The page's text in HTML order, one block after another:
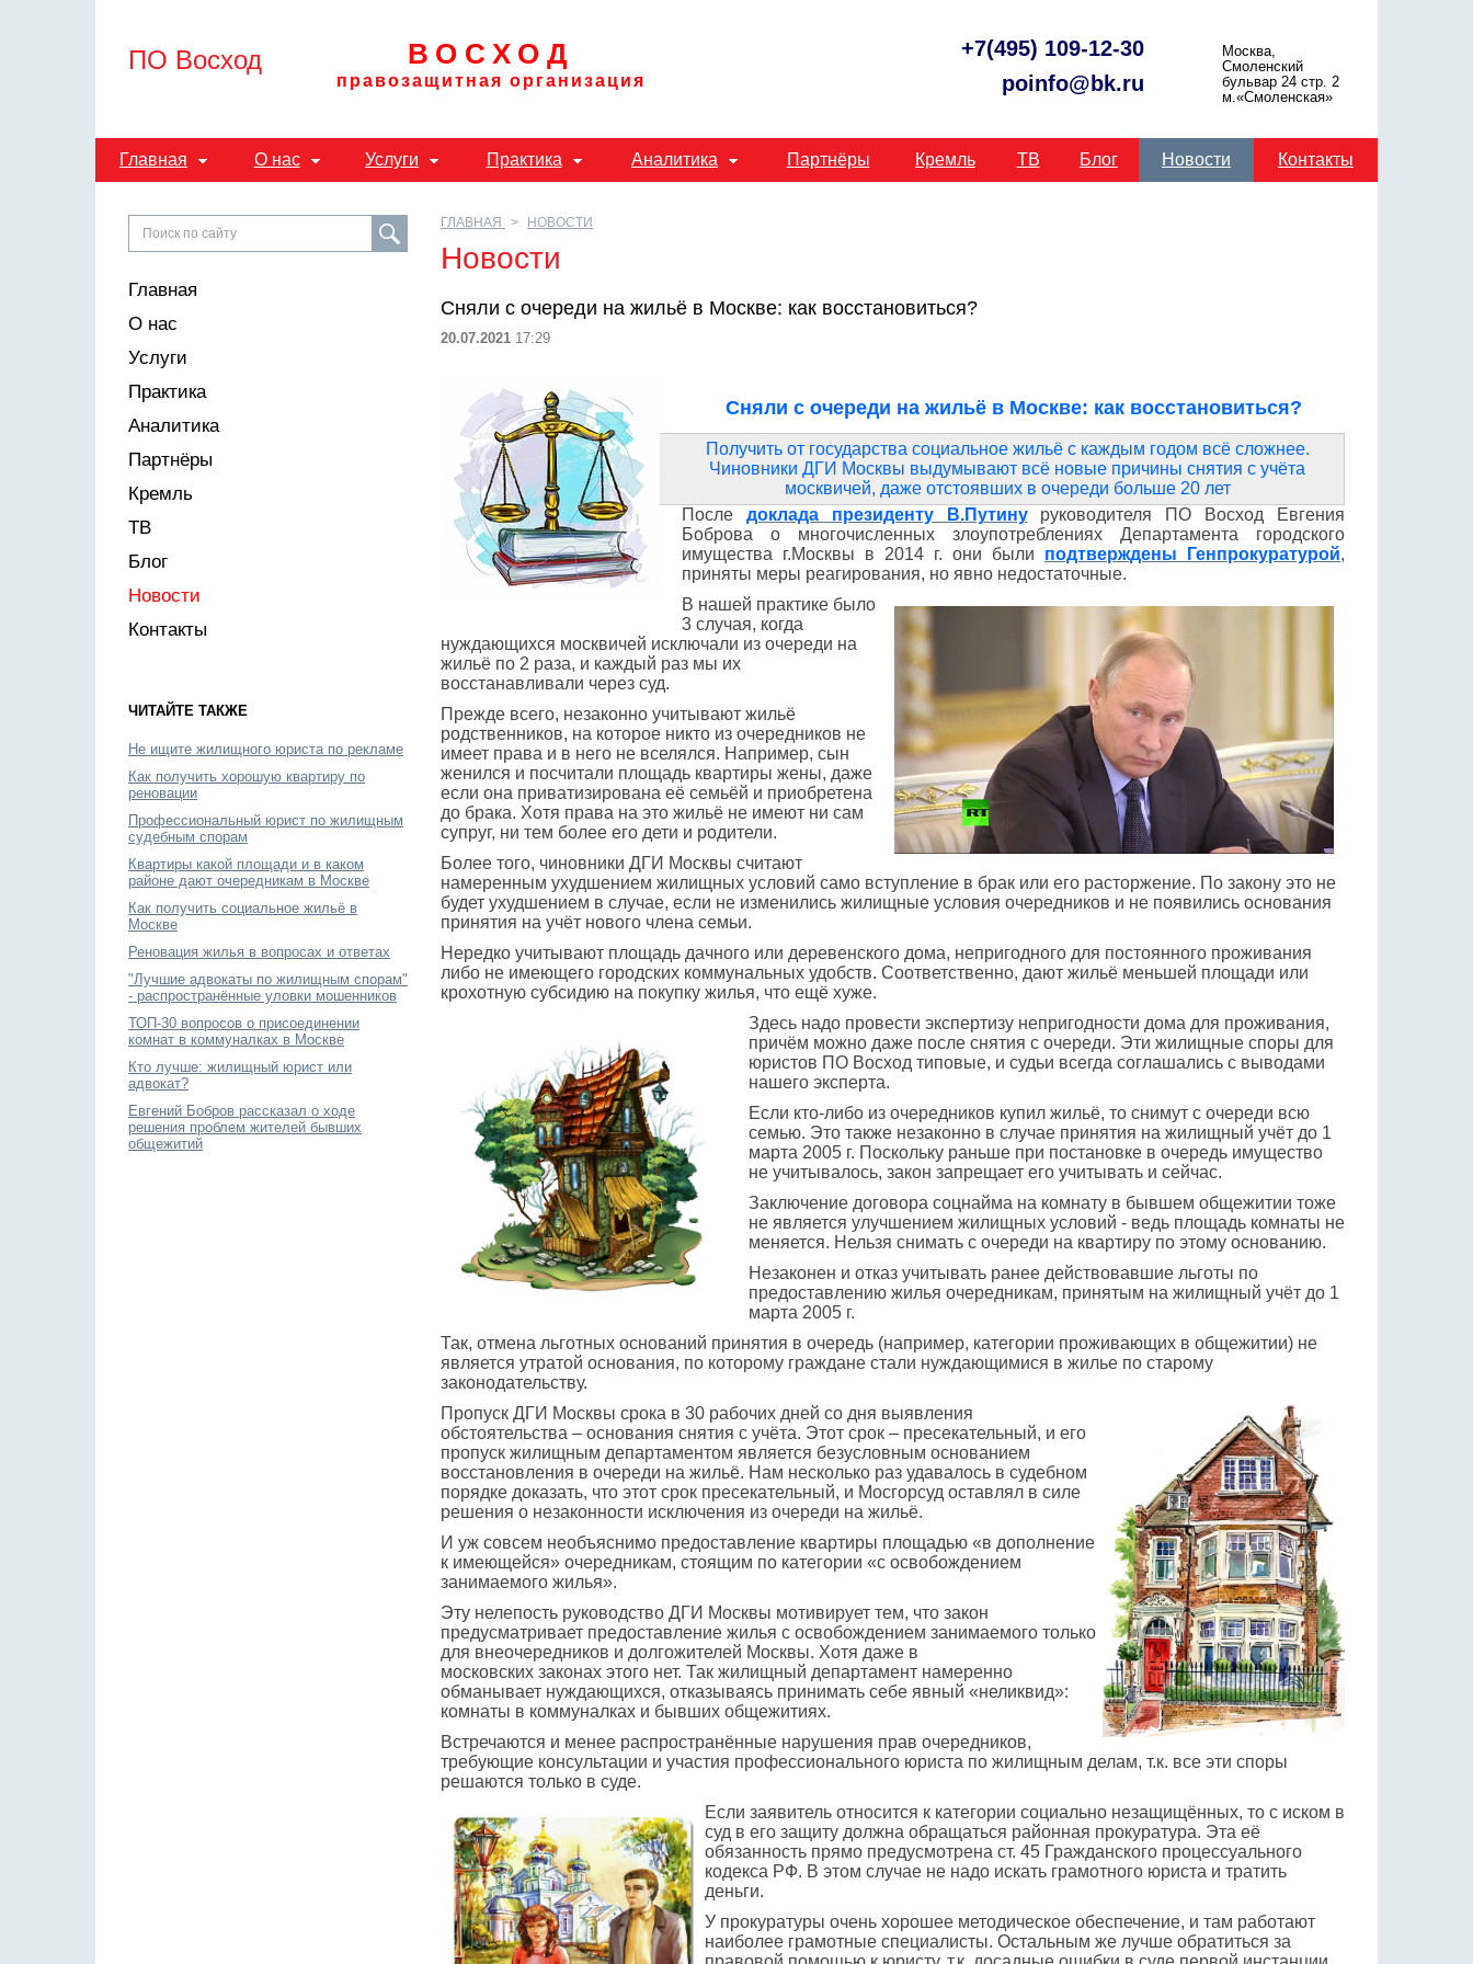
ПО Восход ВОСХОД
правозащитная организация
+7(495) 109-12-30
poinfo@bk.ru
Москва,
Смоленский
бульвар 24 стр. 2
м.«Смоленская»
Главная О нас Услуги Практика Аналитика Партнёры Кремль ТВ Блог Новости Контакты
Главная
О нас
Услуги
Практика
Аналитика
Партнёры
Кремль
ТВ
Блог
Новости
Контакты
ЧИТАЙТЕ ТАКЖЕ
Не ищите жилищного юриста по рекламе
Как получить хорошую квартиру по
реновации
Профессиональный юрист по жилищным
судебным спорам
Квартиры какой площади и в каком
районе дают очередникам в Москве
Как получить социальное жильё в
Москве
Реновация жилья в вопросах и ответах
"Лучшие адвокаты по жилищным спорам"
- распространённые уловки мошенников
ТОП-30 вопросов о присоединении
комнат в коммуналках в Москве
Кто лучше: жилищный юрист или
адвокат?
Евгений Бобров рассказал о ходе
решения проблем жителей бывших
общежитий
ГЛАВНАЯ НОВОСТИ
Новости
Сняли с очереди на жильё в Москве: как восстановиться?
20.07.2021 17:29
Сняли с очереди на жильё в Москве: как восстановиться?
Получить от государства социальное жильё с каждым годом всё сложнее.
Чиновники ДГИ Москвы выдумывают всё новые причины снятия с учёта
москвичей, даже отстоявших в очереди больше 20 лет
После доклада президенту В.Путинуруководителя ПО Восход Евгения
Боброва о многочисленных злоупотреблениях Департамента городского
имущества г.Москвы в 2014 г. они были подтверждены Генпрокуратурой,
приняты меры реагирования, но явно недостаточные.
В нашей практике было
3 случая, когда
нуждающихся москвичей исключали из очереди на
жильё по 2 раза, и каждый раз мы их
восстанавливали через суд.
Прежде всего, незаконно учитывают жильё
родственников, на которое никто из очередников не
имеет права и в него не вселялся. Например, сын
женился и посчитали площадь квартиры жены, даже
если она приватизирована её семьёй и приобретена
до брака. Хотя права на это жильё не имеют ни сам
супруг, ни тем более его дети и родители.
Более того, чиновники ДГИ Москвы считают
намеренным ухудшением жилищных условий само вступление в брак или его расторжение. По закону это не
будет ухудшением в случае, если не изменились жилищные условия очередников и не появились основания
принятия на учёт нового члена семьи.
Нередко учитывают площадь дачного или деревенского дома, непригодного для постоянного проживания
либо не имеющего городских коммунальных удобств. Соответственно, дают жильё меньшей площади или
крохотную субсидию на покупку жилья, что ещё хуже.
Здесь надо провести экспертизу непригодности дома для проживания,
причём можно даже после снятия с очереди. Эти жилищные споры для
юристов ПО Восход типовые, и судьи всегда соглашались с выводами
нашего эксперта.
Если кто-либо из очередников купил жильё, то снимут с очереди всю
семью. Это также незаконно в случае принятия на жилищный учёт до 1
марта 2005 г. Поскольку раньше при постановке в очередь имущество
не учитывалось, закон запрещает его учитывать и сейчас.
Заключение договора соцнайма на комнату в бывшем общежитии тоже
не является улучшением жилищных условий - ведь площадь комнаты не
меняется. Нельзя снимать с очереди на квартиру по этому основанию.
Незаконен и отказ учитывать ранее действовавшие льготы по
предоставлению жилья очередникам, принятым на жилищный учёт до 1
марта 2005 г.
Так, отмена льготных оснований принятия в очередь (например, категории проживающих в общежитии) не
является утратой основания, по которому граждане стали нуждающимися в жилье по старому
законодательству.
Пропуск ДГИ Москвы срока в 30 рабочих дней со дня выявления
обстоятельства – основания снятия с учёта. Этот срок – пресекательный, и его
пропуск жилищным департаментом является безусловным основанием
восстановления в очереди на жильё. Нам несколько раз удавалось в судебном
порядке доказать, что этот срок пресекательный, и Мосгорсуд оставлял в силе
решения о незаконности исключения из очереди на жильё.
И уж совсем необъяснимо предоставление квартиры площадью «в дополнение
к имеющейся» очередникам, стоящим по категории «с освобождением
занимаемого жилья».
Эту нелепость руководство ДГИ Москвы мотивирует тем, что закон
предусматривает предоставление жилья с освобождением занимаемого только
для внеочередников и долгожителей Москвы. Хотя даже в
московских законах этого нет. Так жилищный департамент намеренно
обманывает нуждающихся, отказываясь принимать себе явный «неликвид»:
комнаты в коммуналках и бывших общежитиях.
Встречаются и менее распространённые нарушения прав очередников,
требующие консультации и участия профессионального юриста по жилищным делам, т.к. все эти споры
решаются только в суде.
Если заявитель относится к категории социально незащищённых, то с иском в
суд в его защиту должна обращаться районная прокуратура. Эта её
обязанность прямо предусмотрена ст. 45 Гражданского процессуального
кодекса РФ. В этом случае не надо искать грамотного юриста и тратить
деньги.
У прокуратуры очень хорошее методическое обеспечение, и там работают
наиболее грамотные специалисты. Остальным же лучше обратиться за